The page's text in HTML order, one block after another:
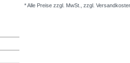
* Alle Preise zzgl. MwSt., zzgl.